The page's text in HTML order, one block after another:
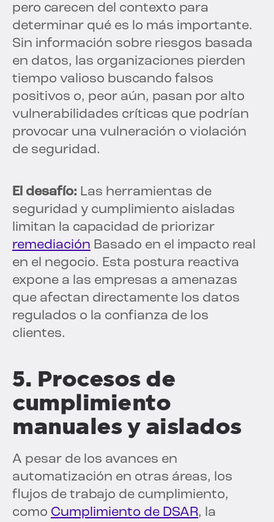
pero carecen del contexto para
determinar qué es lo más importante.
Sin información sobre riesgos basada
en datos, las organizaciones pierden
tiempo valioso buscando falsos
positivos o, peor aún, pasan por alto
vulnerabilidades críticas que podrían
provocar una vulneración o violación
de seguridad.
El desafío: Las herramientas de
seguridad y cumplimiento aisladas
limitan la capacidad de priorizar
remediación Basado en el impacto real
en el negocio. Esta postura reactiva
expone a las empresas a amenazas
que afectan directamente los datos
regulados o la confianza de los
clientes.
5. Procesos de
cumplimiento
manuales y aislados
A pesar de los avances en
automatización en otras áreas, los
flujos de trabajo de cumplimiento,
como Cumplimiento de DSAR, la